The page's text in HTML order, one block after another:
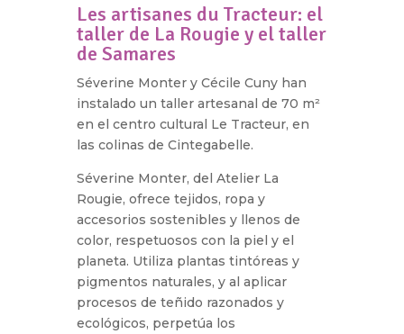
Les artisanes du Tracteur: el
taller de La Rougie y el taller
de Samares
Séverine Monter y Cécile Cuny han
instalado un taller artesanal de 70 m²
en el centro cultural Le Tracteur, en
las colinas de Cintegabelle.
Séverine Monter, del Atelier La
Rougie, ofrece tejidos, ropa y
accesorios sostenibles y llenos de
color, respetuosos con la piel y el
planeta. Utiliza plantas tintóreas y
pigmentos naturales, y al aplicar
procesos de teñido razonados y
ecológicos, perpetúa los